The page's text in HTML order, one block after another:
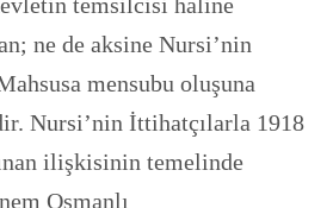
ne de aksine Nursi’nin
mensubu oluşuna
Nursi’nin İttihatçılarla 1918
ilişkisinin temelinde
Osmanlı